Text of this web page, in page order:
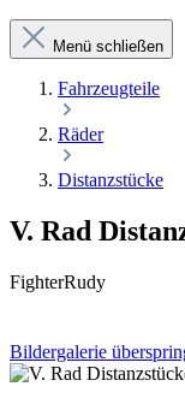
Menü schließen
Fahrzeugteile
Räder
Distanzstücke
V. Rad
FighterRudy
Bildergalerie